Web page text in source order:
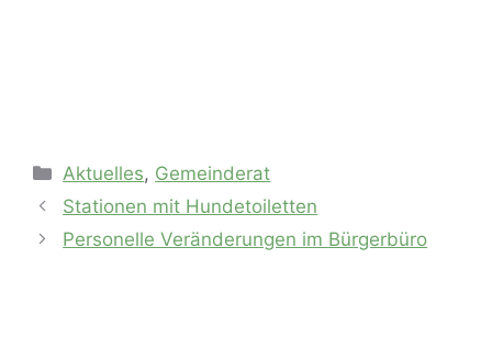
Kategorien
Aktuelles, Gemeinderat
Stationen mit Hundetoiletten
Personelle Veränderungen im Bürgerbüro